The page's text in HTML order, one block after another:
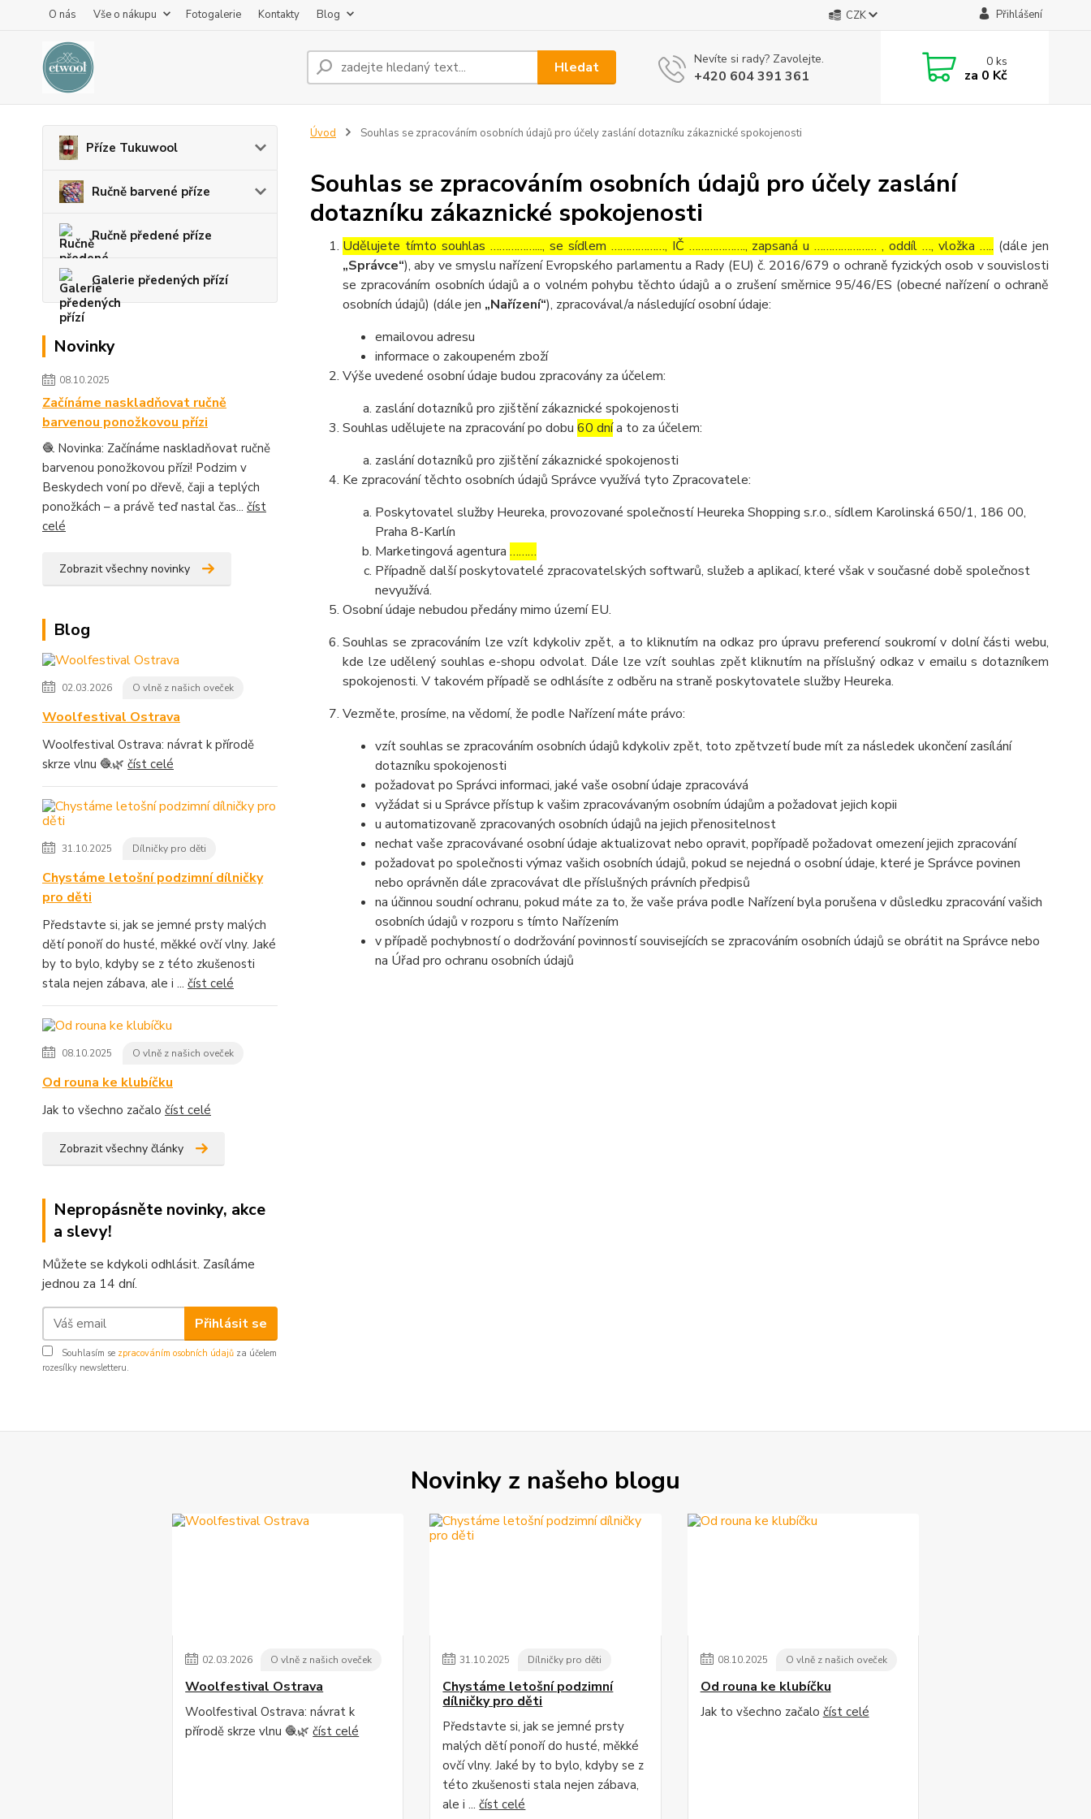
O nás Vše o nákupu Fotogalerie Kontakty Blog CZK Přihlášení
Hledat Nevíte si rady? Zavolejte.
+420 604 391 361
0ks
za 0 Kč
Příze Tukuwool
Ručně barvené příze
Ručně předené příze
Galerie předených přízí
Novinky
08.10.2025
Začínáme naskladňovat ručně
barvenou ponožkovou přízi
🧶 Novinka: Začínáme naskladňovat ručně
barvenou ponožkovou přízi! Podzim v
Beskydech voní po dřevě, čaji a teplých
ponožkách – a právě teď nastal čas... číst
celé
Zobrazit všechny novinky
Blog
02.03.2026 O vlně z našich oveček
Woolfestival Ostrava
Woolfestival Ostrava: návrat k přírodě
skrze vlnu 🧶🌿 číst celé
31.10.2025 Dílničky pro děti
Chystáme letošní podzimní dílničky
pro děti
Představte si, jak se jemné prsty malých
dětí ponoří do husté, měkké ovčí vlny. Jaké
by to bylo, kdyby se z této zkušenosti
stala nejen zábava, ale i ... číst celé
08.10.2025 O vlně z našich oveček
Od rouna ke klubíčku
Jak to všechno začalo číst celé
Zobrazit všechny články
Nepropásněte novinky, akce
a slevy!
Můžete se kdykoli odhlásit. Zasíláme
jednou za 14 dní.
Přihlásit se
Souhlasím se zpracováním osobních údajů za účelem
rozesílky newsletteru.
Úvod Souhlas se zpracováním osobních údajů pro účely zaslání dotazníku zákaznické spokojenosti
Souhlas se zpracováním osobních údajů pro účely zaslání
dotazníku zákaznické spokojenosti
Udělujete tímto souhlas ……………..., se sídlem ………………, IČ ………………., zapsaná u ………………… , oddíl …, vložka ….. (dále jen
„Správce“), aby ve smyslu nařízení Evropského parlamentu a Rady (EU) č. 2016/679 o ochraně fyzických osob v souvislosti
se zpracováním osobních údajů a o volném pohybu těchto údajů a o zrušení směrnice 95/46/ES (obecné nařízení o ochraně
osobních údajů) (dále jen „Nařízení“), zpracovával/a následující osobní údaje:
emailovou adresu
informace o zakoupeném zboží
Výše uvedené osobní údaje budou zpracovány za účelem:
zaslání dotazníků pro zjištění zákaznické spokojenosti
Souhlas udělujete na zpracování po dobu 60 dnía to za účelem:
zaslání dotazníků pro zjištění zákaznické spokojenosti
Ke zpracování těchto osobních údajů Správce využívá tyto Zpracovatele:
Poskytovatel služby Heureka, provozované společností Heureka Shopping s.r.o., sídlem Karolinská 650/1, 186 00,
Praha 8-Karlín
Marketingová agentura ………
Případně další poskytovatelé zpracovatelských softwarů, služeb a aplikací, které však v současné době společnost
nevyužívá.
Osobní údaje nebudou předány mimo území EU.
Souhlas se zpracováním lze vzít kdykoliv zpět, a to kliknutím na odkaz pro úpravu preferencí soukromí v dolní části webu,
kde lze udělený souhlas e-shopu odvolat. Dále lze vzít souhlas zpět kliknutím na příslušný odkaz v emailu s dotazníkem
spokojenosti. V takovém případě se odhlásíte z odběru na straně poskytovatele služby Heureka.
Vezměte, prosíme, na vědomí, že podle Nařízení máte právo:
vzít souhlas se zpracováním osobních údajů kdykoliv zpět, toto zpětvzetí bude mít za následek ukončení zasílání
dotazníku spokojenosti
požadovat po Správci informaci, jaké vaše osobní údaje zpracovává
vyžádat si u Správce přístup k vašim zpracovávaným osobním údajům a požadovat jejich kopii
u automatizovaně zpracovaných osobních údajů na jejich přenositelnost
nechat vaše zpracovávané osobní údaje aktualizovat nebo opravit, popřípadě požadovat omezení jejich zpracování
požadovat po společnosti výmaz vašich osobních údajů, pokud se nejedná o osobní údaje, které je Správce povinen
nebo oprávněn dále zpracovávat dle příslušných právních předpisů
na účinnou soudní ochranu, pokud máte za to, že vaše práva podle Nařízení byla porušena v důsledku zpracování vašich
osobních údajů v rozporu s tímto Nařízením
v případě pochybností o dodržování povinností souvisejících se zpracováním osobních údajů se obrátit na Správce nebo
na Úřad pro ochranu osobních údajů
Novinky z našeho blogu
02.03.2026 O vlně z našich oveček
Woolfestival Ostrava
Woolfestival Ostrava: návrat k
přírodě skrze vlnu 🧶🌿číst celé
31.10.2025 Dílničky pro děti
Chystáme letošní podzimní
dílničky pro děti
Představte si, jak se jemné prsty
malých dětí ponoří do husté, měkké
ovčí vlny. Jaké by to bylo, kdyby se z
této zkušenosti stala nejen zábava,
ale i ...číst celé
08.10.2025 O vlně z našich oveček
Od rouna ke klubíčku
Jak to všechno začalo číst celé